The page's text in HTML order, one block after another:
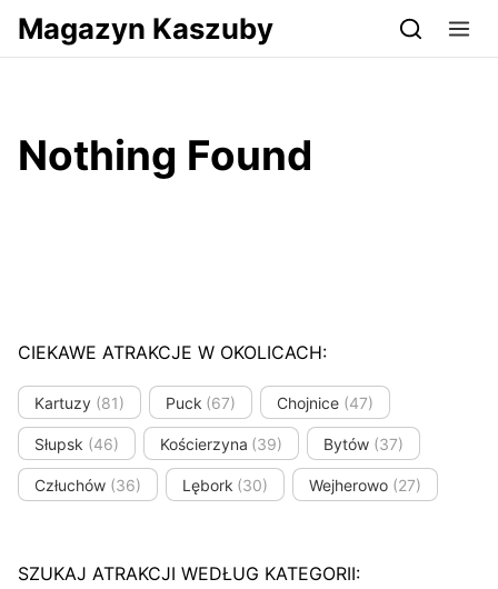
Przejdź do serwisu magazynkaszuby.pl
Magazyn Kaszuby
Nothing Found
CIEKAWE ATRAKCJE W OKOLICACH:
Kartuzy (81) Puck (67) Chojnice (47)
Słupsk (46) Kościerzyna (39) Bytów (37)
Człuchów (36) Lębork (30) Wejherowo (27)
SZUKAJ ATRAKCJI WEDŁUG KATEGORII: